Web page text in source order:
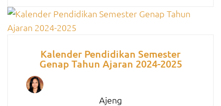
Kalender Pendidikan Semester
Genap Tahun Ajaran 2024-2025
Ajeng